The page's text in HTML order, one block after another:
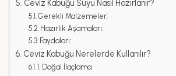
Ceviz Kabuğu Suyu Nasıl Hazırlanır?
Gerekli Malzemeler:
Hazırlık Aşamaları:
Faydaları:
Ceviz Kabuğu Nerelerde Kullanılır?
1. Doğal İlaçlama